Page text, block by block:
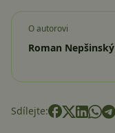
O autorovi
Roman Nepšinský
Sdílejte: